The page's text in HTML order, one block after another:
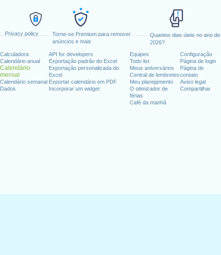
Privacy policy
Torne-se Premium para remover
anúncios e mais
Quantos dias úteis no ano de
2026?
Calculadora
Calendário anual
Calendário
mensal
Calendário semanal
Dados
API for developers
Exportação padrão do Excel
Exportação personalizada do
Excel
Exportar calendário em PDF
Incorporar um widget
Equipes
Todo list
Meus aniversários
Central de lembretes
Meu planejamento
O otimizador de
férias
Café da manhã
Configuração
Página de login
Página de
contato
Aviso legal
Compartilhar